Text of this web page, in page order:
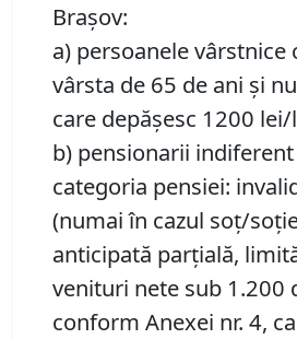
Braşov:
a) persoanele
vârsta de 65 de ani şi
care depăşesc 1200
b) pensionarii
categoria pensiei:
(numai în cazul soţ/
anticipată parţială,
venituri nete sub 1.200
conform Anexei nr. 4,